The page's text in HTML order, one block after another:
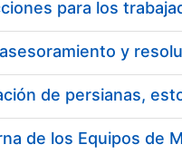
de persianas,